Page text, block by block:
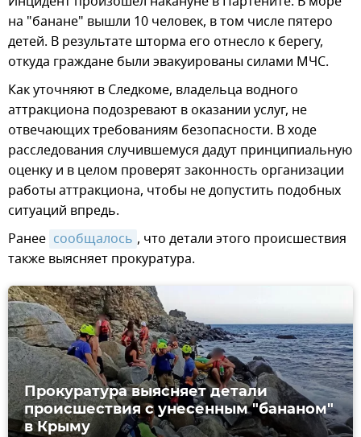
на "банане" вышли 10 человек, в том числе пятеро
детей. В результате шторма его отнесло к берегу,
откуда граждане были эвакуированы силами МЧС.
Как уточняют в Следкоме, владельца водного
аттракциона подозревают в оказании услуг, не
отвечающих требованиям безопасности. В ходе
расследования случившемуся дадут принципиальную
оценку и в целом проверят законность организации
работы аттракциона, чтобы не допустить подобных
ситуаций впредь.
Ранее сообщалось , что детали этого происшествия
также выясняет прокуратура.
Прокуратура выясняет детали
происшествия с унесенным "бананом"
в Крыму